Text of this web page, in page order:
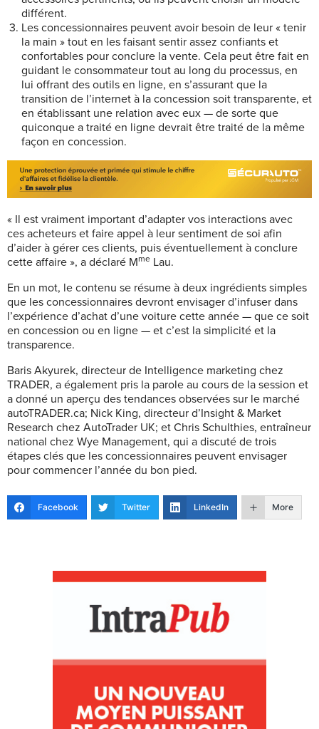
différent.
Les concessionnaires peuvent avoir besoin de leur « tenir
la main » tout en les faisant sentir assez confiants et
confortables pour conclure la vente. Cela peut être fait en
guidant le consommateur tout au long du processus, en
lui offrant des outils en ligne, en s’assurant que la
transition de l’internet à la concession soit transparente, et
en établissant une relation avec eux — de sorte que
quiconque a traité en ligne devrait être traité de la même
façon en concession.
« Il est vraiment important d’adapter vos interactions avec
ces acheteurs et faire appel à leur sentiment de soi afin
d’aider à gérer ces clients, puis éventuellement à conclure
cette affaire », a déclaré Mme Lau.
En un mot, le contenu se résume à deux ingrédients simples
que les concessionnaires devront envisager d’infuser dans
l’expérience d’achat d’une voiture cette année — que ce soit
en concession ou en ligne — et c’est la simplicité et la
transparence.
Baris Akyurek, directeur de Intelligence marketing chez
TRADER, a également pris la parole au cours de la session et
a donné un aperçu des tendances observées sur le marché
autoTRADER.ca; Nick King, directeur d’Insight & Market
Research chez AutoTrader UK; et Chris Schulthies, entraîneur
national chez Wye Management, qui a discuté de trois
étapes clés que les concessionnaires peuvent envisager
pour commencer l’année du bon pied.
Facebook Twitter LinkedIn More